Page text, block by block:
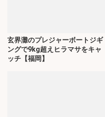
玄界灘のプレジャーボートジギ
ングで9kg超えヒラマサをキャ
ッチ【福岡】